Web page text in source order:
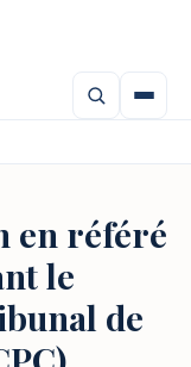
en référé
le
de